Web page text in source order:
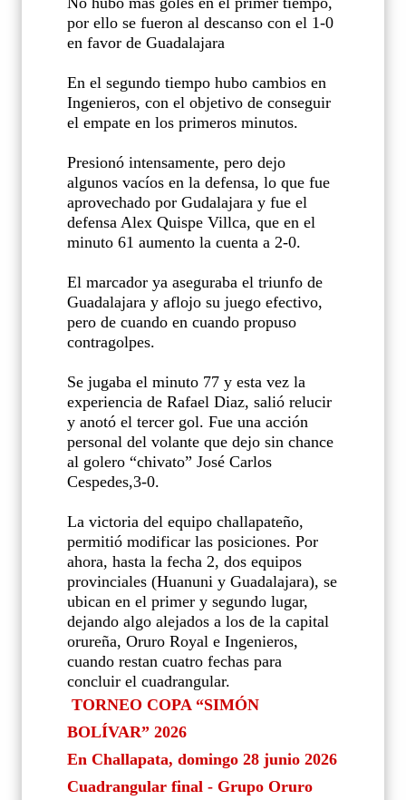
por ello se fueron al descanso con el 1-0
en favor de Guadalajara
En el segundo tiempo hubo cambios en
Ingenieros, con el objetivo de conseguir
el empate en los primeros minutos.
Presionó intensamente, pero dejo
algunos vacíos en la defensa, lo que fue
aprovechado por Gudalajara y fue el
defensa Alex Quispe Villca, que en el
minuto 61 aumento la cuenta a 2-0.
El marcador ya aseguraba el triunfo de
Guadalajara y aflojo su juego efectivo,
pero de cuando en cuando propuso
contragolpes.
Se jugaba el minuto 77 y esta vez la
experiencia de Rafael Diaz, salió relucir
y anotó el tercer gol. Fue una acción
personal del volante que dejo sin chance
al golero “chivato” José Carlos
Cespedes,3-0.
La victoria del equipo challapateño,
permitió modificar las posiciones. Por
ahora, hasta la fecha 2, dos equipos
provinciales (Huanuni y Guadalajara), se
ubican en el primer y segundo lugar,
dejando algo alejados a los de la capital
orureña, Oruro Royal e Ingenieros,
cuando restan cuatro fechas para
concluir el cuadrangular.
TORNEO COPA “SIMÓN
BOLÍVAR” 2026
En Challapata, domingo 28 junio 2026
Cuadrangular final - Grupo Oruro